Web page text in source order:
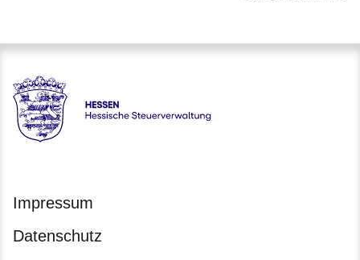
Hessen - Hessische Steuerverwaltung
Impressum
Datenschutz